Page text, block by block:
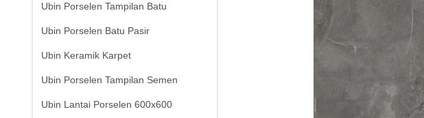
Ubin Porselen Tampilan Batu
Ubin Porselen Batu Pasir
Ubin Keramik Karpet
Ubin Porselen Tampilan Semen
Ubin Lantai Porselen 600x600